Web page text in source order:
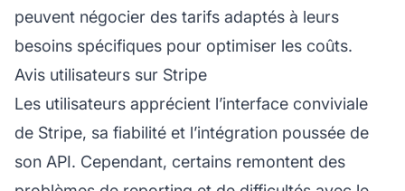
peuvent négocier des tarifs adaptés à leurs
besoins spécifiques pour optimiser les coûts.
Avis utilisateurs sur Stripe
Les utilisateurs apprécient l’interface conviviale
de Stripe, sa fiabilité et l’intégration poussée de
son API. Cependant, certains remontent des